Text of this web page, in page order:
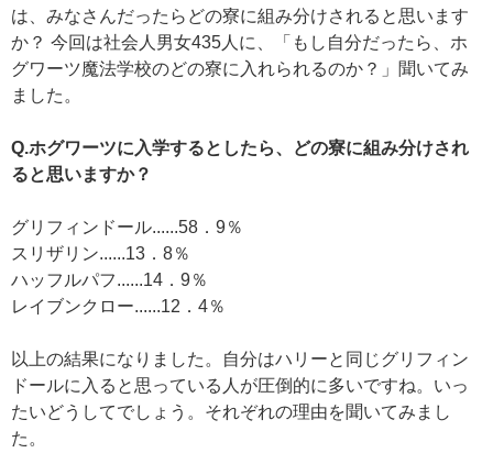
は、みなさんだったらどの寮に組み分けされると思います
か？ 今回は社会人男女435人に、「もし自分だったら、ホ
グワーツ魔法学校のどの寮に入れられるのか？」聞いてみ
ました。
Q.ホグワーツに入学するとしたら、どの寮に組み分けされ
ると思いますか？
グリフィンドール......58．9％
スリザリン......13．8％
ハッフルパフ......14．9％
レイブンクロー......12．4％
以上の結果になりました。自分はハリーと同じグリフィン
ドールに入ると思っている人が圧倒的に多いですね。いっ
たいどうしてでしょう。それぞれの理由を聞いてみまし
た。